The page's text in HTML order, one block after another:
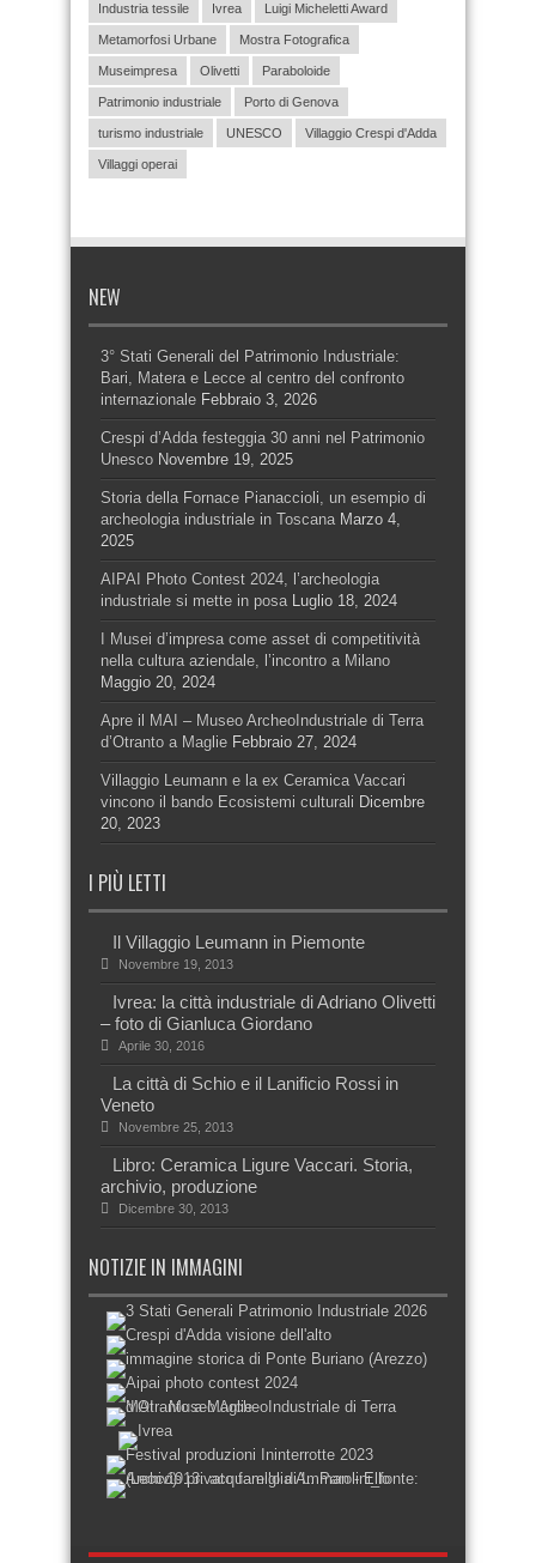
Industria tessile Ivrea Luigi Micheletti Award
Metamorfosi Urbane Mostra Fotografica
Museimpresa Olivetti Paraboloide
Patrimonio industriale Porto di Genova
turismo industriale UNESCO Villaggio Crespi d'Adda
Villaggi operai
NEW
3° Stati Generali del Patrimonio Industriale:
Bari, Matera e Lecce al centro del confronto
internazionale Febbraio 3, 2026
Crespi d’Adda festeggia 30 anni nel Patrimonio
Unesco Novembre 19, 2025
Storia della Fornace Pianaccioli, un esempio di
archeologia industriale in Toscana Marzo 4,
2025
AIPAI Photo Contest 2024, l’archeologia
industriale si mette in posa Luglio 18, 2024
I Musei d’impresa come asset di competitività
nella cultura aziendale, l’incontro a Milano
Maggio 20, 2024
Apre il MAI – Museo ArcheoIndustriale di Terra
d’Otranto a Maglie Febbraio 27, 2024
Villaggio Leumann e la ex Ceramica Vaccari
vincono il bando Ecosistemi culturali Dicembre
20, 2023
I PIÙ LETTI
Il Villaggio Leumann in Piemonte
Novembre 19, 2013
Ivrea: la città industriale di Adriano Olivetti
– foto di Gianluca Giordano
Aprile 30, 2016
La città di Schio e il Lanificio Rossi in
Veneto
Novembre 25, 2013
Libro: Ceramica Ligure Vaccari. Storia,
archivio, produzione
Dicembre 30, 2013
NOTIZIE IN IMMAGINI